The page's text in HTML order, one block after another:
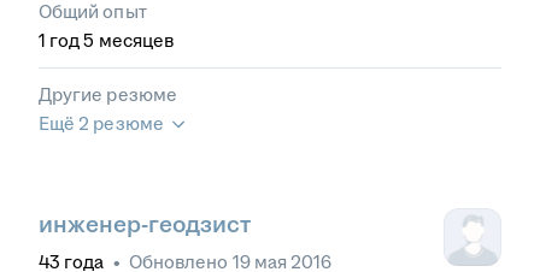
Общий опыт
1 год 5 месяцев
Другие резюме
Ещё 2 резюме
инженер-геодзист
43 года • Обновлено 19 мая 2016